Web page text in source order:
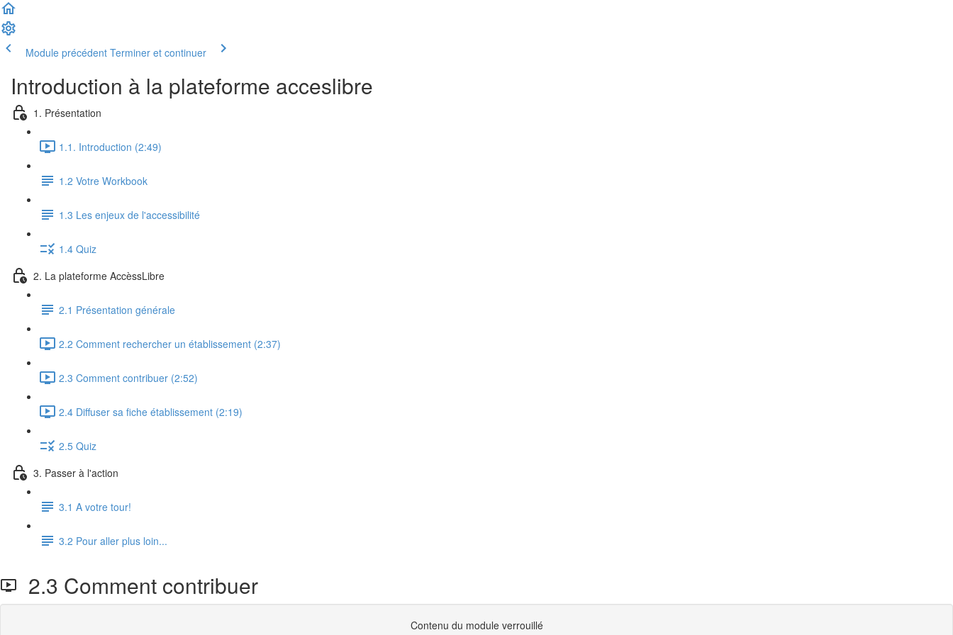
Module précédent Terminer et continuer
Introduction à la plateforme acceslibre
1. Présentation
1.1. Introduction (2:49)
1.2 Votre Workbook
1.3 Les enjeux de l'accessibilité
1.4 Quiz
2. La plateforme AccèssLibre
2.1 Présentation générale
2.2 Comment rechercher un établissement (2:37)
2.3 Comment contribuer (2:52)
2.4 Diffuser sa fiche établissement (2:19)
2.5 Quiz
3. Passer à l'action
3.1 A votre tour!
3.2 Pour aller plus loin...
2.3 Comment contribuer
Contenu du module verrouillé